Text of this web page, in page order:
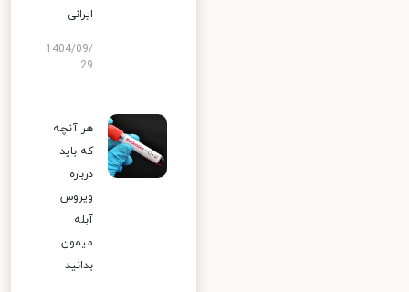
ایرانی
1404/09/
29
هر آنچه
که باید
درباره
ویروس
آبله
میمون
بدانید